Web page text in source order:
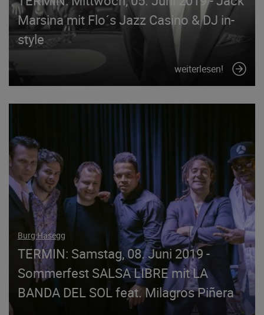
Marsina mit Flo´s Jazz Casino & DJ in-
style
weiterlesen!
Burg Hasegg
TERMIN: Samstag, 08. Juni 2019 -
Sommerfest SALSA LIBRE mit LA
BANDA DEL SOL feat. Milagros Piñera